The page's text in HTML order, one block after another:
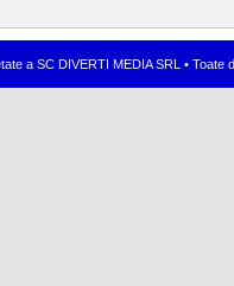
a SC DIVERTI MEDIA SRL •